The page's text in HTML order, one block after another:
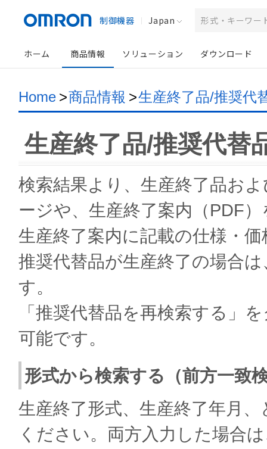
制御機器 Japan
ホーム 商品情報 ソリューション ダウンロード
Home >商品情報 >生産終了品/推奨代
生産終了品/推奨代替
検索結果より、生産終了品お
ージや、生産終了案内（PDF
生産終了案内に記載の仕様・
推奨代替品が生産終了の場合
す。
「推奨代替品を再検索する」
可能です。
形式から検索する（前方一致
生産終了形式、生産終了年月
ください。両方入力した場合